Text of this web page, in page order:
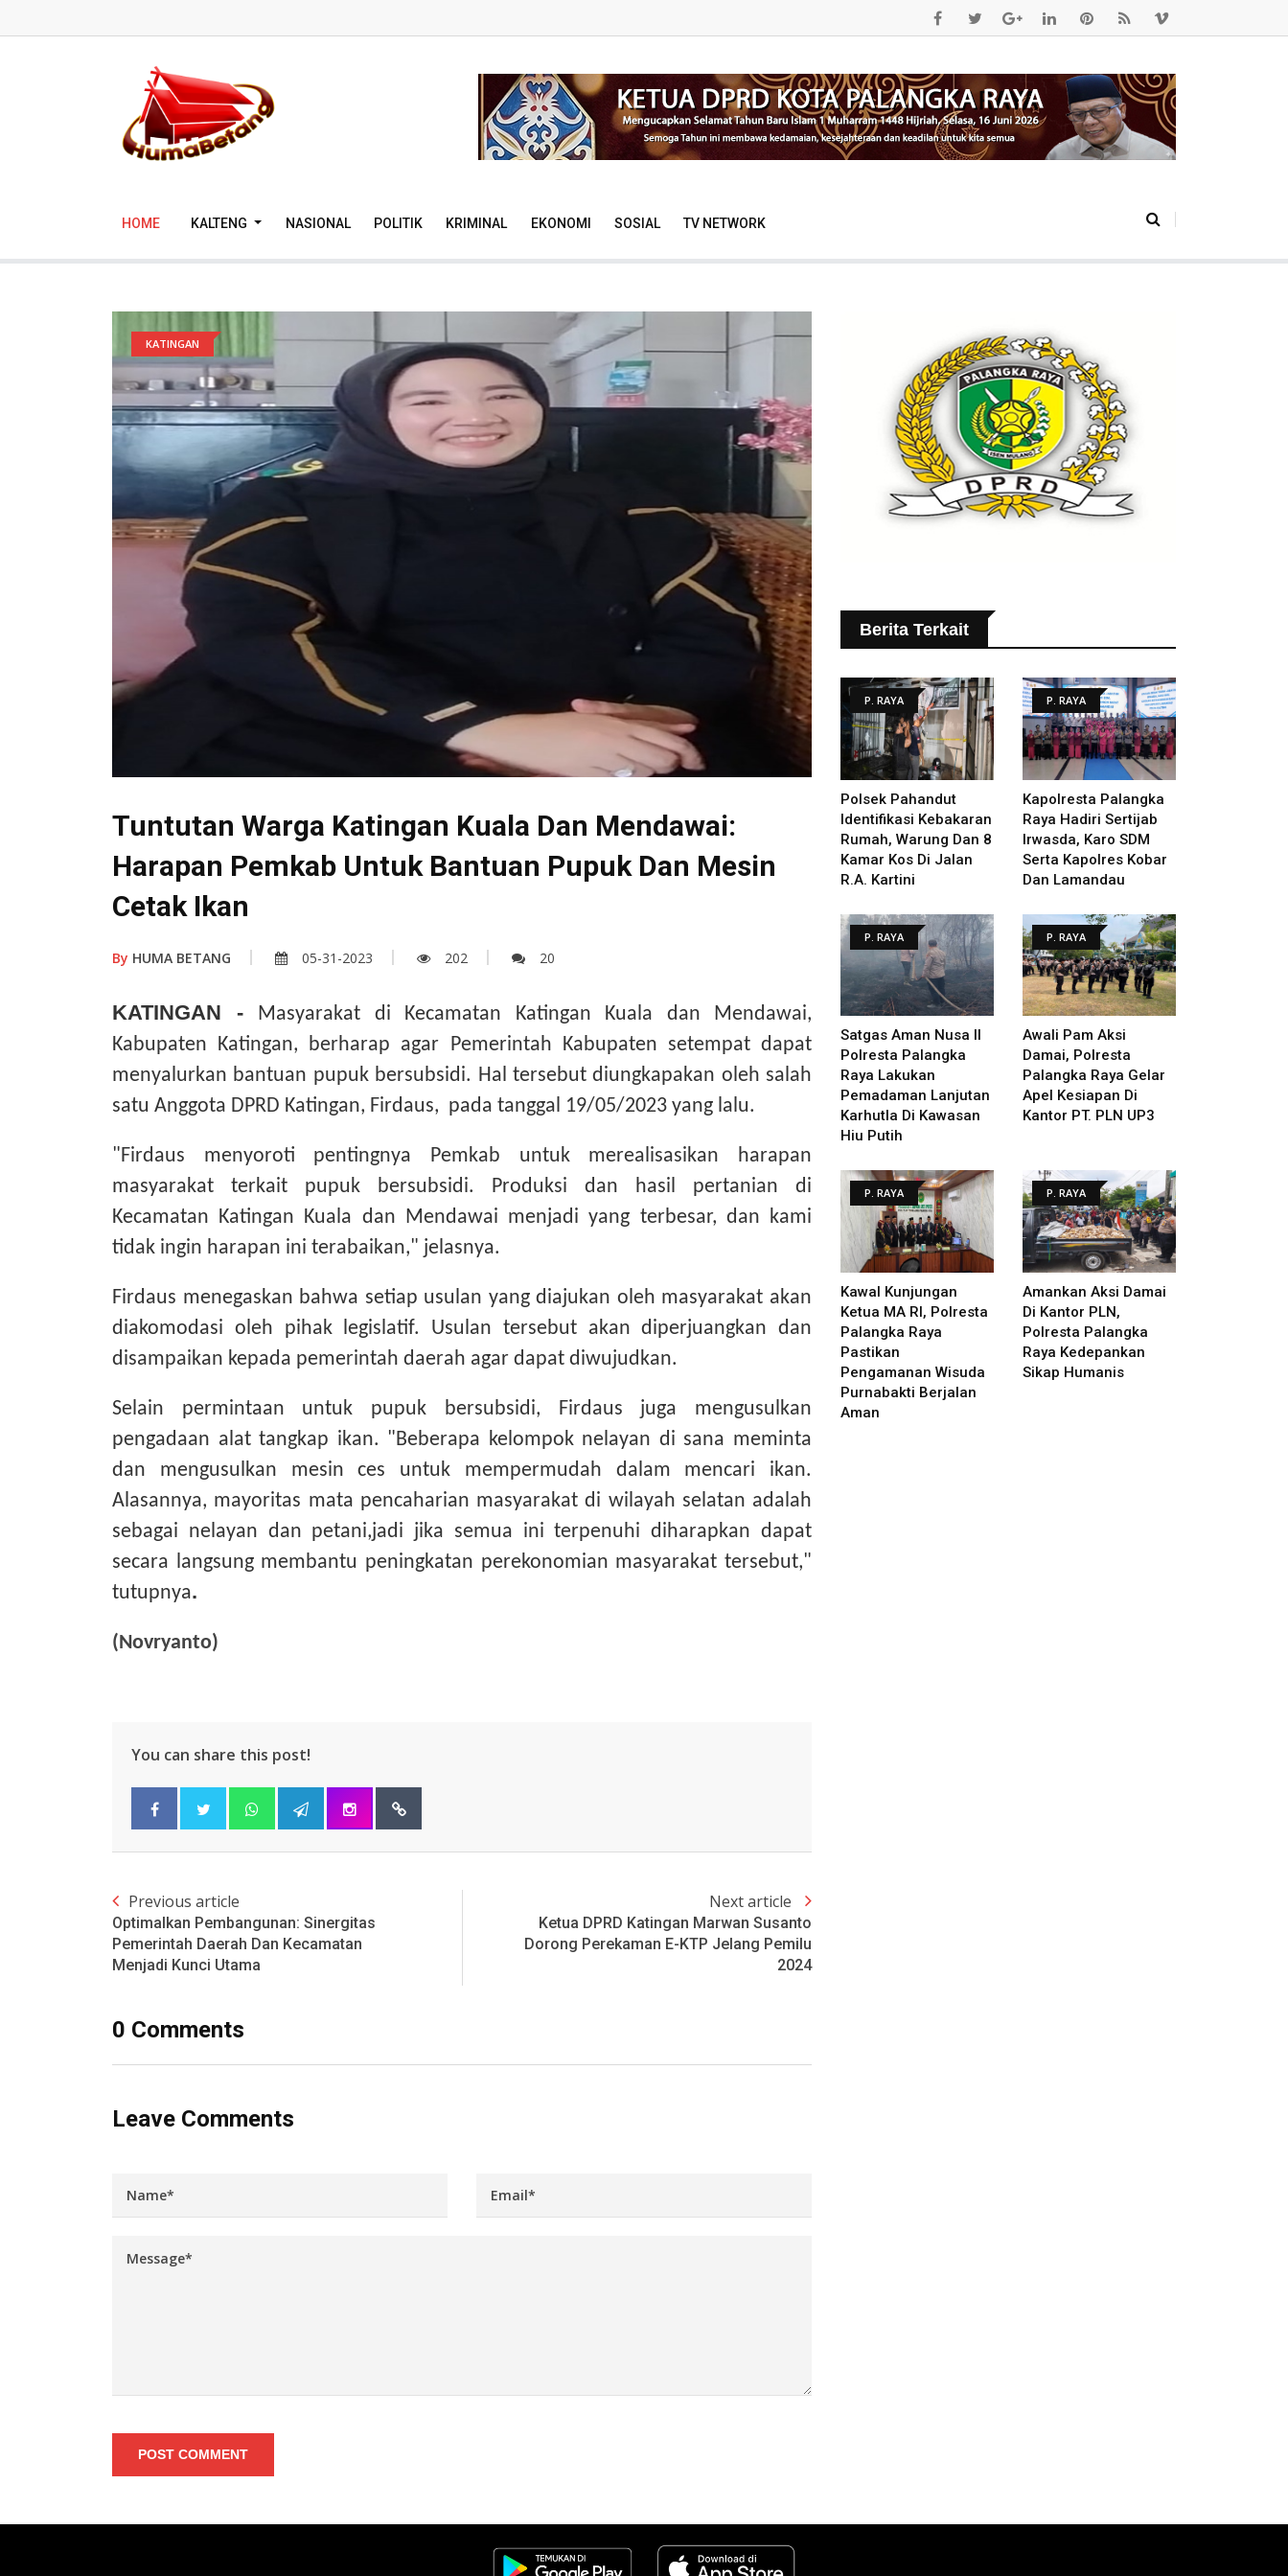
HOME KALTENG NASIONAL POLITIK KRIMINAL EKONOMI SOSIAL TV NETWORK
KATINGAN
Tuntutan Warga Katingan Kuala Dan Mendawai:
Harapan Pemkab Untuk Bantuan Pupuk Dan Mesin
Cetak Ikan
By HUMA BETANG 05-31-2023 202 20
KATINGAN - Masyarakat di Kecamatan Katingan Kuala dan Mendawai,
Kabupaten Katingan, berharap agar Pemerintah Kabupaten setempat dapat
menyalurkan bantuan pupuk bersubsidi. Hal tersebut diungkapakan oleh salah
satu Anggota DPRD Katingan, Firdaus, pada tanggal 19/05/2023 yang lalu.
"Firdaus menyoroti pentingnya Pemkab untuk merealisasikan harapan
masyarakat terkait pupuk bersubsidi. Produksi dan hasil pertanian di
Kecamatan Katingan Kuala dan Mendawai menjadi yang terbesar, dan kami
tidak ingin harapan ini terabaikan," jelasnya.
Firdaus menegaskan bahwa setiap usulan yang diajukan oleh masyarakat akan
diakomodasi oleh pihak legislatif. Usulan tersebut akan diperjuangkan dan
disampaikan kepada pemerintah daerah agar dapat diwujudkan.
Selain permintaan untuk pupuk bersubsidi, Firdaus juga mengusulkan
pengadaan alat tangkap ikan. "Beberapa kelompok nelayan di sana meminta
dan mengusulkan mesin ces untuk mempermudah dalam mencari ikan.
Alasannya, mayoritas mata pencaharian masyarakat di wilayah selatan adalah
sebagai nelayan dan petani,jadi jika semua ini terpenuhi diharapkan dapat
secara langsung membantu peningkatan perekonomian masyarakat tersebut,"
tutupnya.
(Novryanto)
You can share this post!
Previous article
Optimalkan Pembangunan: Sinergitas
Pemerintah Daerah Dan Kecamatan
Menjadi Kunci Utama
Next article
Ketua DPRD Katingan Marwan Susanto
Dorong Perekaman E-KTP Jelang Pemilu
2024
0 Comments
Leave Comments
POST COMMENT
Berita Terkait
P. RAYA
Polsek Pahandut
Identifikasi Kebakaran
Rumah, Warung Dan 8
Kamar Kos Di Jalan
R.A. Kartini
P. RAYA
Kapolresta Palangka
Raya Hadiri Sertijab
Irwasda, Karo SDM
Serta Kapolres Kobar
Dan Lamandau
P. RAYA
Satgas Aman Nusa II
Polresta Palangka
Raya Lakukan
Pemadaman Lanjutan
Karhutla Di Kawasan
Hiu Putih
P. RAYA
Awali Pam Aksi
Damai, Polresta
Palangka Raya Gelar
Apel Kesiapan Di
Kantor PT. PLN UP3
P. RAYA
Kawal Kunjungan
Ketua MA RI, Polresta
Palangka Raya
Pastikan
Pengamanan Wisuda
Purnabakti Berjalan
Aman
P. RAYA
Amankan Aksi Damai
Di Kantor PLN,
Polresta Palangka
Raya Kedepankan
Sikap Humanis